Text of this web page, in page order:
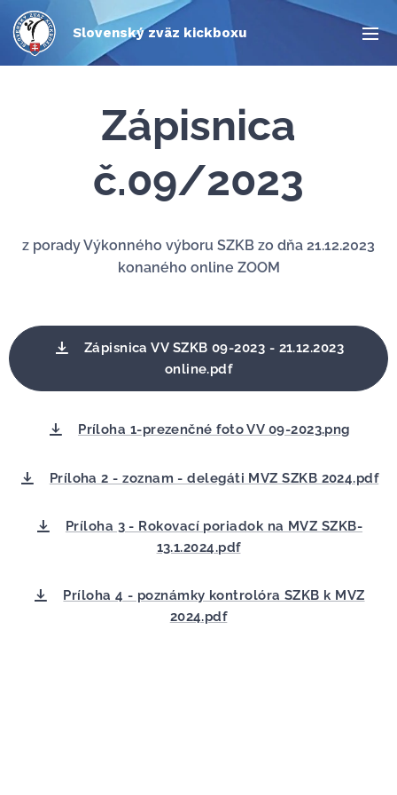
Slovenský zväz kickboxu
Zápisnica
č.09/2023
z porady Výkonného výboru SZKB zo dňa 21.12.2023
konaného online ZOOM
Zápisnica VV SZKB 09-2023 - 21.12.2023
online.pdf
Príloha 1-prezenčné foto VV 09-2023.png
Príloha 2 - zoznam - delegáti MVZ SZKB 2024.pdf
Príloha 3 - Rokovací poriadok na MVZ SZKB-
13.1.2024.pdf
Príloha 4 - poznámky kontrolóra SZKB k MVZ
2024.pdf